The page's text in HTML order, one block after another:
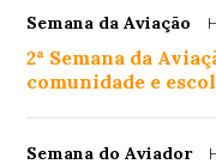
Semana da Aviação
2ª Semana da
comunidade e
Semana do Aviador